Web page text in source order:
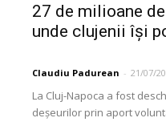
27 de milioane
unde clujenii își
Claudiu Padurean - 21/07/
La Cluj-Napoca a fost
deșeurilor prin aport